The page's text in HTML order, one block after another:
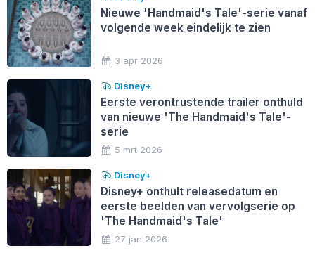
Nieuwe 'Handmaid's Tale'-serie vanaf
volgende week eindelijk te zien
3 apr 2026
Disney+
Eerste verontrustende trailer onthuld
van nieuwe 'The Handmaid's Tale'-
serie
5 mrt 2026
Disney+
Disney+ onthult releasedatum en
eerste beelden van vervolgserie op
'The Handmaid's Tale'
27 jan 2026